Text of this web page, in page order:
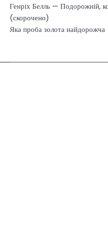
Генріх Белль — Подорожній,
(скорочено)
Яка проба золота найдорожча